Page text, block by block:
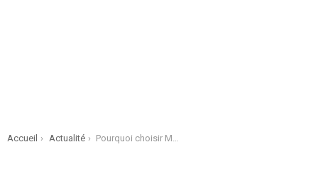
You are here:
Accueil Actualité Pourquoi choisir Ma Messagerie SFR pour une gestion efficace de vos emails ?